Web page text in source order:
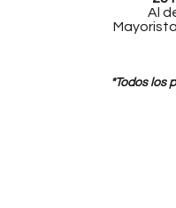
Al
Mayorista
*Todos los